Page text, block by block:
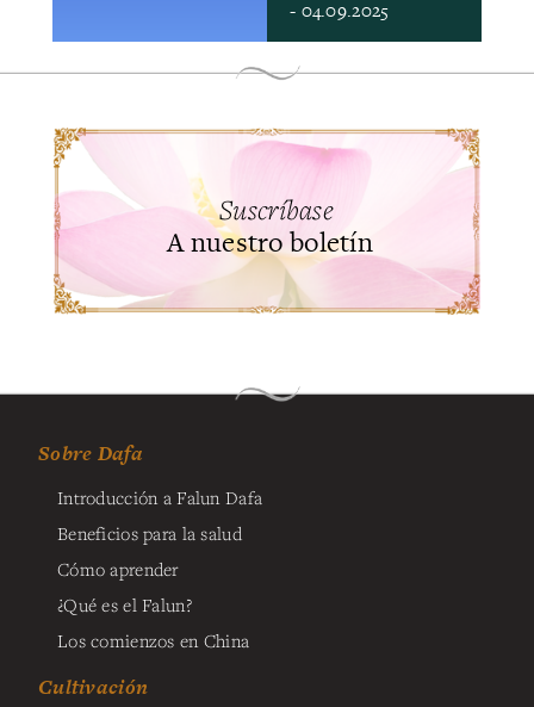
- 04.09.2025
Suscríbase
A nuestro boletín
Sobre Dafa
Introducción a Falun Dafa
Beneficios para la salud
Cómo aprender
¿Qué es el Falun?
Los comienzos en China
Cultivación